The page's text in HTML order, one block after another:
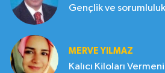
Gençlik ve sorumluluk
MERVE YILMAZ
Kalıcı Kiloları